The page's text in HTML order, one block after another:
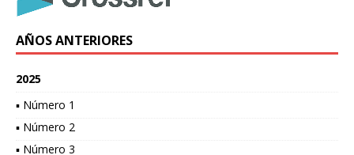
AÑOS ANTERIORES
2025
▪ Número 1
▪ Número 2
▪ Número 3